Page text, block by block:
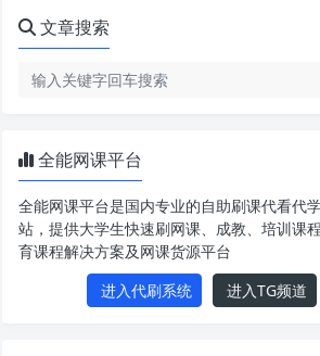
文章搜索
全能网课平台
全能网课平台是国内专业的自助刷课代看代
站，提供大学生快速刷网课、成教、培训课
育课程解决方案及网课货源平台
进入代刷系统
进入TG频道